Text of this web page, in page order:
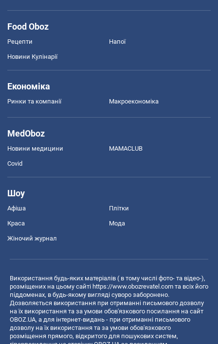
Food Oboz
Рецепти Напої
Новини Кулінарії
Економіка
Ринки та компанії Макроекономіка
MedOboz
Новини медицини MAMACLUB
Covid
Шоу
Афіша Плітки
Краса Мода
Жіночий журнал
Використання будь-яких матеріалів ( в тому числі фото- та відео-),
розміщених на цьому сайті https://www.obozrevatel.com та всіх його
піддоменах, в будь-якому вигляді суворо заборонено.
Дозволяється використання при отриманні письмового дозволу
на їх використання та за умови обов'язкового посилання на сайт
OBOZ.UA, а для інтернет-видань - при отриманні письмового
дозволу на їх використання та за умови обов'язкового
розміщення прямого, відкритого для пошукових систем,